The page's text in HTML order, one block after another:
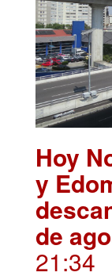
Hoy
y
de
21:34